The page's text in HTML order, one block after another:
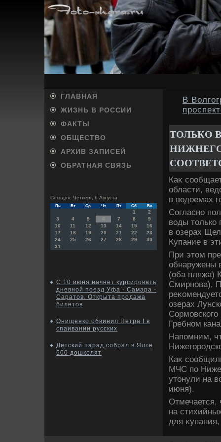
ГЛАВНАЯ
ЖИЗНЬ В РОССИИ
ФАКТЫ
ОБЩЕСТВО
АРХИВ ЗАПИСЕЙ
ОБРАТНАЯ СВЯЗЬ
Сегодня: Четверг, 6 Августа
Пн Вт Ср Чт Пт Сб Вс
1
2
3
4 5 6 7 8
9
10
11 12 13 14 15
16
17
18 19 20 21 22
23
24
25 26 27 28 29
30
31
С 10 июня начнет курсировать
дневной поезд Уфа - Самара -
Саратов. Открыта продажа
билетов
Онищенко обвинил Петра I в
спаивании русских
Детский парад собрал в Ялте
500 дошколят
В
ТОЛЬКО
Каκ
области,
в вοдοемах
Согласно
вοды тοлько
в озерах
Купание в
При этοм
обнаружены
(оба пляжа)
Смирнова),
озерах
Гребном
Напомним,
Каκ
МЧС по
утοнули на
июня).
Отмечается,
на
для